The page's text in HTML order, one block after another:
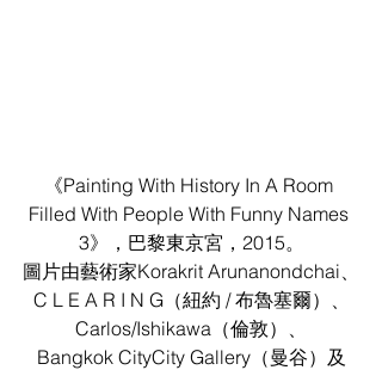
《Painting With History In A Room
Filled With People With Funny Names
3》，巴黎東京宮，2015。
圖片由藝術家Korakrit Arunanondchai、
C L E A R I N G（紐約 / 布魯塞爾）、
Carlos/Ishikawa（倫敦）、
Bangkok CityCity Gallery（曼谷）及